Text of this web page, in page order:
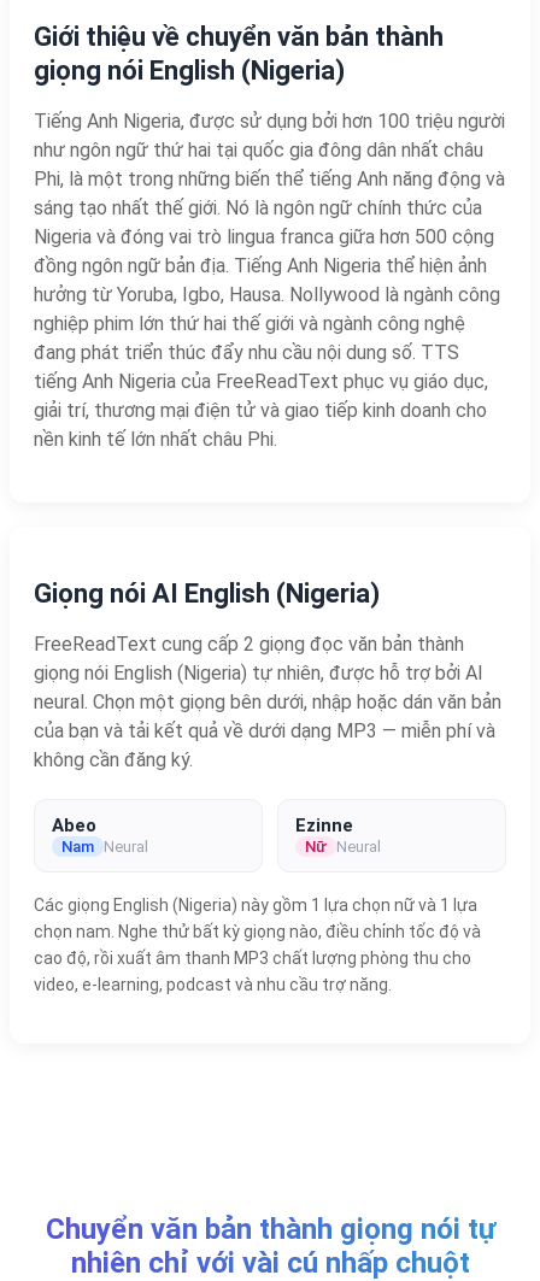
Giới thiệu về chuyển văn bản thành
giọng nói English (Nigeria)
Tiếng Anh Nigeria, được sử dụng bởi hơn 100 triệu người
như ngôn ngữ thứ hai tại quốc gia đông dân nhất châu
Phi, là một trong những biến thể tiếng Anh năng động và
sáng tạo nhất thế giới. Nó là ngôn ngữ chính thức của
Nigeria và đóng vai trò lingua franca giữa hơn 500 cộng
đồng ngôn ngữ bản địa. Tiếng Anh Nigeria thể hiện ảnh
hưởng từ Yoruba, Igbo, Hausa. Nollywood là ngành công
nghiệp phim lớn thứ hai thế giới và ngành công nghệ
đang phát triển thúc đẩy nhu cầu nội dung số. TTS
tiếng Anh Nigeria của FreeReadText phục vụ giáo dục,
giải trí, thương mại điện tử và giao tiếp kinh doanh cho
nền kinh tế lớn nhất châu Phi.
Giọng nói AI English (Nigeria)
FreeReadText cung cấp 2 giọng đọc văn bản thành
giọng nói English (Nigeria) tự nhiên, được hỗ trợ bởi AI
neural. Chọn một giọng bên dưới, nhập hoặc dán văn bản
của bạn và tải kết quả về dưới dạng MP3 — miễn phí và
không cần đăng ký.
Abeo
Nam Neural
Ezinne
Nữ Neural
Các giọng English (Nigeria) này gồm 1 lựa chọn nữ và 1 lựa
chọn nam. Nghe thử bất kỳ giọng nào, điều chỉnh tốc độ và
cao độ, rồi xuất âm thanh MP3 chất lượng phòng thu cho
video, e-learning, podcast và nhu cầu trợ năng.
Chuyển văn bản thành giọng nói tự
nhiên chỉ với vài cú nhấp chuột